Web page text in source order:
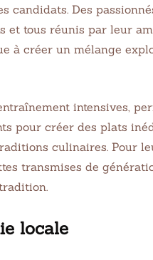
candidats. Des
et tous réunis par leur
à créer un mélange
intensives,
pour créer des plats
culinaires. Pour
transmises de
locale